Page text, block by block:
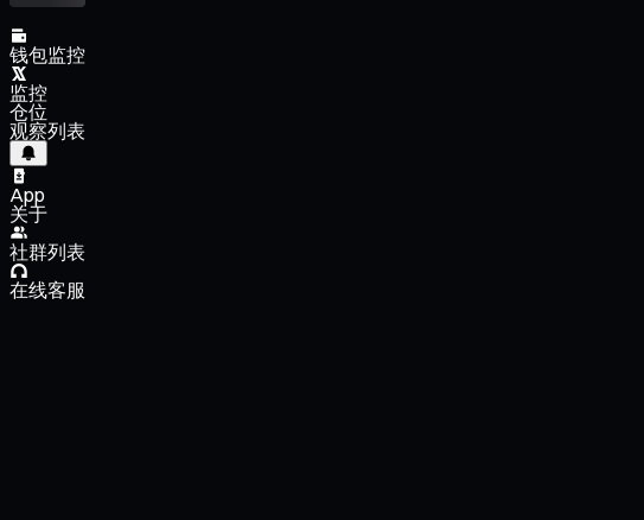
钱包监控
监控
仓位
观察列表
App
关于
社群列表
在线客服